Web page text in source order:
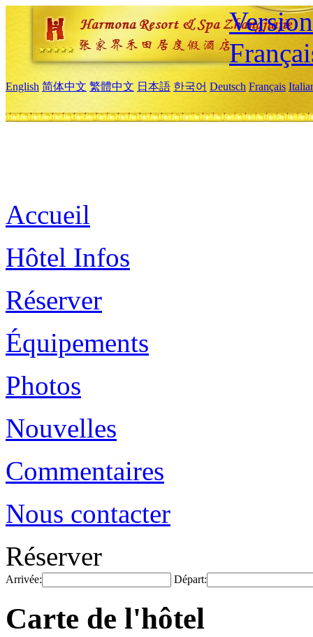
English 简体中文 繁體中文 日本語 한국어 Deutsch Français
Accueil
Hôtel Infos
Réserver
Équipements
Photos
Nouvelles
Commentaires
Nous contacter
Réserver
Arrivée: Départ:
Carte de l'hôtel